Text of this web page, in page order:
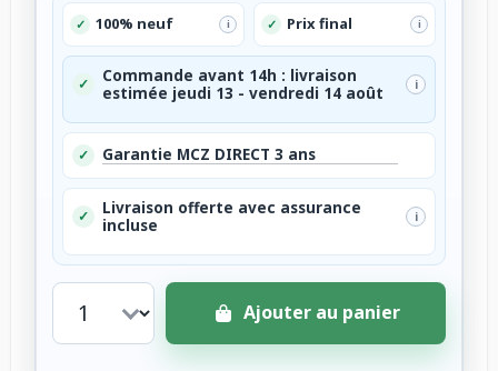
✓ 100% neuf i ✓ Prix final i
✓
Commande avant 14h : livraison
estimée jeudi 13 - vendredi 14 août
i
✓ Garantie MCZ DIRECT 3 ans
✓
Livraison offerte avec assurance
incluse
i
Ajouter au panier